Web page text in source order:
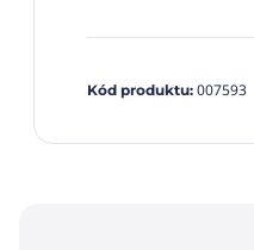
Kód produktu: 007593